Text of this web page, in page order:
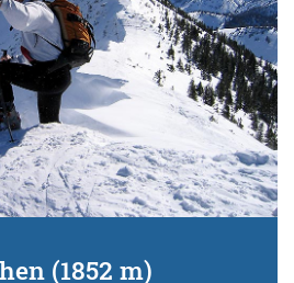
(1852 m)